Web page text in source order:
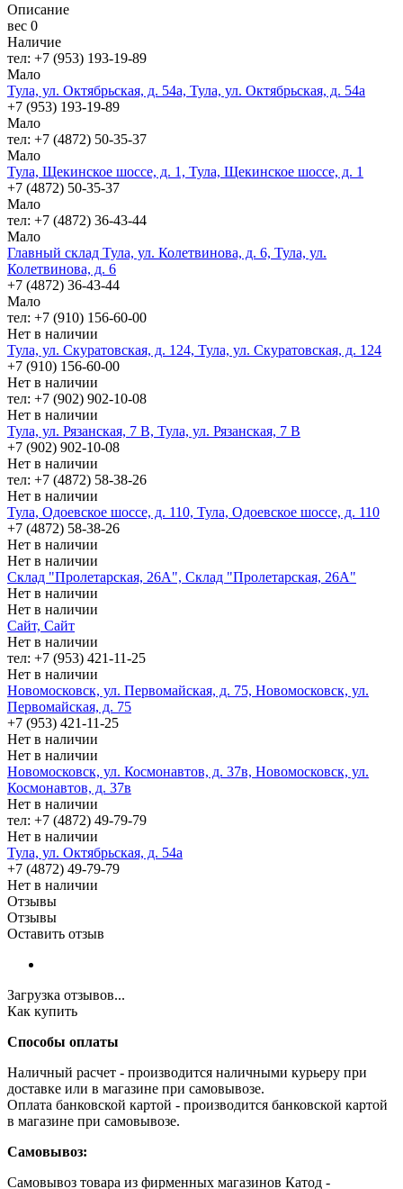
Описание
вес 0
Наличие
тел: +7 (953) 193-19-89
Мало
Тула, ул. Октябрьская, д. 54а, Тула, ул. Октябрьская, д. 54а
+7 (953) 193-19-89
Мало
тел: +7 (4872) 50-35-37
Мало
Тула, Щекинское шоссе, д. 1, Тула, Щекинское шоссе, д. 1
+7 (4872) 50-35-37
Мало
тел: +7 (4872) 36-43-44
Мало
Главный склад Тула, ул. Колетвинова, д. 6, Тула, ул.
Колетвинова, д. 6
+7 (4872) 36-43-44
Мало
тел: +7 (910) 156-60-00
Нет в наличии
Тула, ул. Скуратовская, д. 124, Тула, ул. Скуратовская, д. 124
+7 (910) 156-60-00
Нет в наличии
тел: +7 (902) 902-10-08
Нет в наличии
Тула, ул. Рязанская, 7 В, Тула, ул. Рязанская, 7 В
+7 (902) 902-10-08
Нет в наличии
тел: +7 (4872) 58-38-26
Нет в наличии
Тула, Одоевское шоссе, д. 110, Тула, Одоевское шоссе, д. 110
+7 (4872) 58-38-26
Нет в наличии
Нет в наличии
Склад "Пролетарская, 26А", Склад "Пролетарская, 26А"
Нет в наличии
Нет в наличии
Сайт, Сайт
Нет в наличии
тел: +7 (953) 421-11-25
Нет в наличии
Новомосковск, ул. Первомайская, д. 75, Новомосковск, ул.
Первомайская, д. 75
+7 (953) 421-11-25
Нет в наличии
Нет в наличии
Новомосковск, ул. Космонавтов, д. 37в, Новомосковск, ул.
Космонавтов, д. 37в
Нет в наличии
тел: +7 (4872) 49-79-79
Нет в наличии
Тула, ул. Октябрьская, д. 54а
+7 (4872) 49-79-79
Нет в наличии
Отзывы
Отзывы
Оставить отзыв
Загрузка отзывов...
Как купить
Способы оплаты
Наличный расчет - производится наличными курьеру при
доставке или в магазине при самовывозе.
Оплата банковской картой - производится банковской картой
в магазине при самовывозе.
Самовывоз:
Самовывоз товара из фирменных магазинов Катод -